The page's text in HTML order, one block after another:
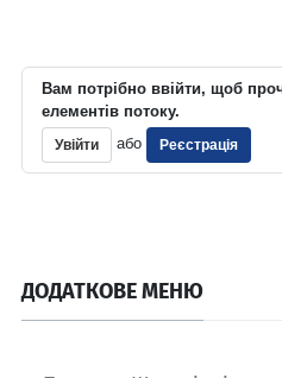
Вам потрібно ввійти, щоб
елементів потоку.
Увійти або Реєстрація
ДОДАТКОВЕ МЕНЮ